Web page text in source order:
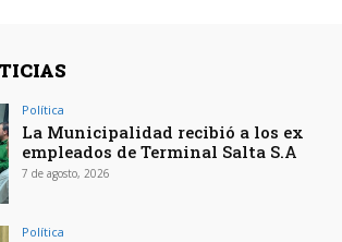
Política
La Municipalidad recibió a los ex
empleados de Terminal Salta S.A
7 de agosto, 2026
Política